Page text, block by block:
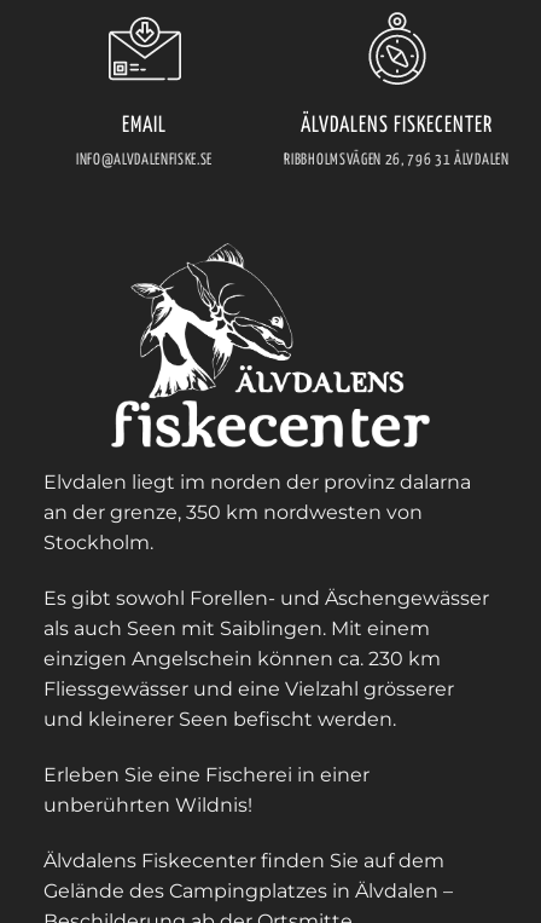
EMAIL
INFO@ALVDALENFISKE.SE
ÄLVDALENS FISKECENTER
RIBBHOLMSVÄGEN 26, 796 31 ÄLVDALEN
Elvdalen liegt im norden der provinz dalarna
an der grenze, 350 km nordwesten von
Stockholm.
Es gibt sowohl Forellen- und Äschengewässer
als auch Seen mit Saiblingen. Mit einem
einzigen Angelschein können ca. 230 km
Fliessgewässer und eine Vielzahl grösserer
und kleinerer Seen befischt werden.
Erleben Sie eine Fischerei in einer
unberührten Wildnis!
Älvdalens Fiskecenter finden Sie auf dem
Gelände des Campingplatzes in Älvdalen –